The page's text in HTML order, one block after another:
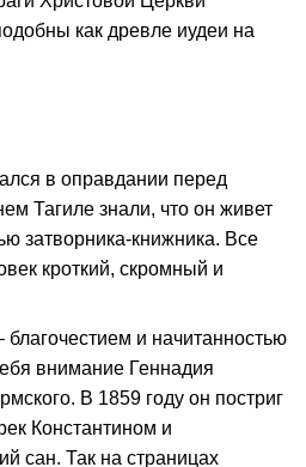
как древле иудеи на
в оправдании перед
Тагиле знали, что он живет
затворника-книжника. Все
кроткий, скромный и
и начитанностью
внимание Геннадия
В 1859 году он постриг
Константином и
сан. Так на страницах